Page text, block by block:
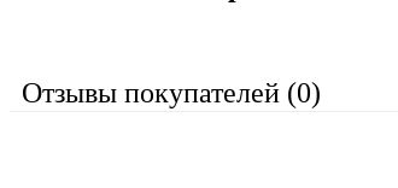
Отзывы покупателей (0)